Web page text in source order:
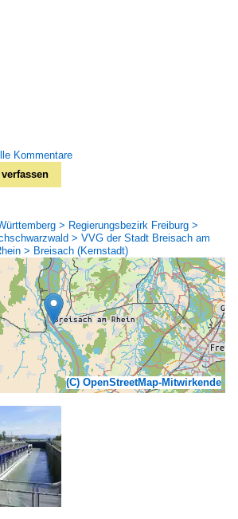
Kommentare
> Regierungsbezirk Freiburg >
> VVG der Stadt Breisach am
> Breisach (Kernstadt)
(C) OpenStreetMap-Mitwirkende